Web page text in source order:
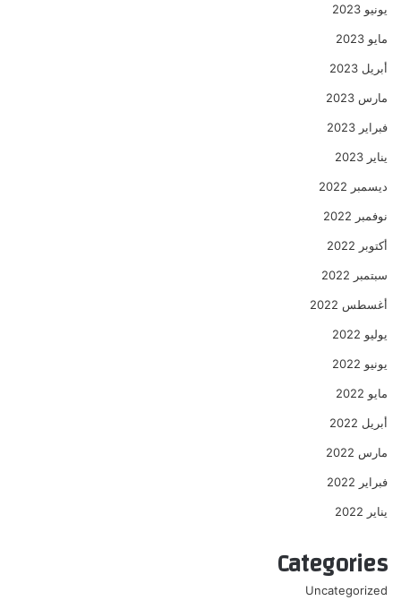
يونيو 2023
مايو 2023
أبريل 2023
مارس 2023
فبراير 2023
يناير 2023
ديسمبر 2022
نوفمبر 2022
أكتوبر 2022
سبتمبر 2022
أغسطس 2022
يوليو 2022
يونيو 2022
مايو 2022
أبريل 2022
مارس 2022
فبراير 2022
يناير 2022
Categories
Uncategorized